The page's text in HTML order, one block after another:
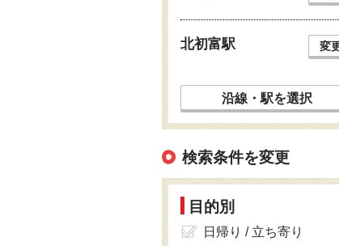
北初富駅 変
沿線・駅を選択
検索条件を変更
目的別
日帰り / 立ち寄り